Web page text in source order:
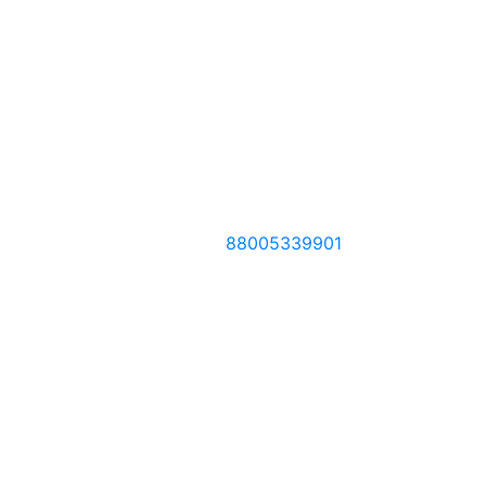
88005339901